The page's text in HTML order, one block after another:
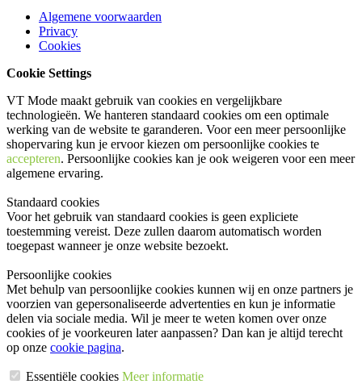
Algemene voorwaarden
Privacy
Cookies
Cookie Settings
VT Mode maakt gebruik van cookies en vergelijkbare
technologieën. We hanteren standaard cookies om een optimale
werking van de website te garanderen. Voor een meer persoonlijke
shopervaring kun je ervoor kiezen om persoonlijke cookies te
accepteren. Persoonlijke cookies kan je ook weigeren voor een meer
algemene ervaring.
Standaard cookies
Voor het gebruik van standaard cookies is geen expliciete
toestemming vereist. Deze zullen daarom automatisch worden
toegepast wanneer je onze website bezoekt.
Persoonlijke cookies
Met behulp van persoonlijke cookies kunnen wij en onze partners je
voorzien van gepersonaliseerde advertenties en kun je informatie
delen via sociale media. Wil je meer te weten komen over onze
cookies of je voorkeuren later aanpassen? Dan kan je altijd terecht
op onze cookie pagina.
Essentiële cookies Meer informatie